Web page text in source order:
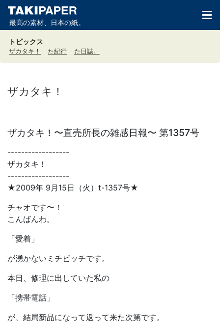
最高の素材、日本の紙。
トピックス
ザカタキ！ た紀行 た日誌。
ザカタキ！
ザカタキ！〜直売所長の雑感日報〜 第1357号
------------------
ザカタキ！
------------------
★2009年 9月15日（火）t-1357号★
チャオです〜！
こんばんわ。
「愛着」
が湧かないミチビッチです。
本日、修理に出していた私の
「携帯電話」
が、結局新品になって返って来た次第です。